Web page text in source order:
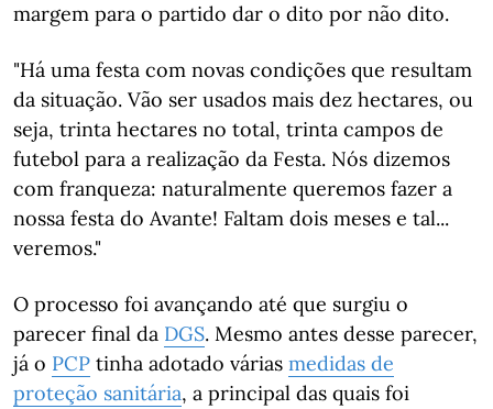
margem para o partido dar o dito por não dito.
"Há uma festa com novas condições que resultam
da situação. Vão ser usados mais dez hectares, ou
seja, trinta hectares no total, trinta campos de
futebol para a realização da Festa. Nós dizemos
com franqueza: naturalmente queremos fazer a
nossa festa do Avante! Faltam dois meses e tal...
veremos."
O processo foi avançando até que surgiu o
parecer final da DGS. Mesmo antes desse parecer,
já o PCP tinha adotado várias medidas de
proteção sanitária, a principal das quais foi